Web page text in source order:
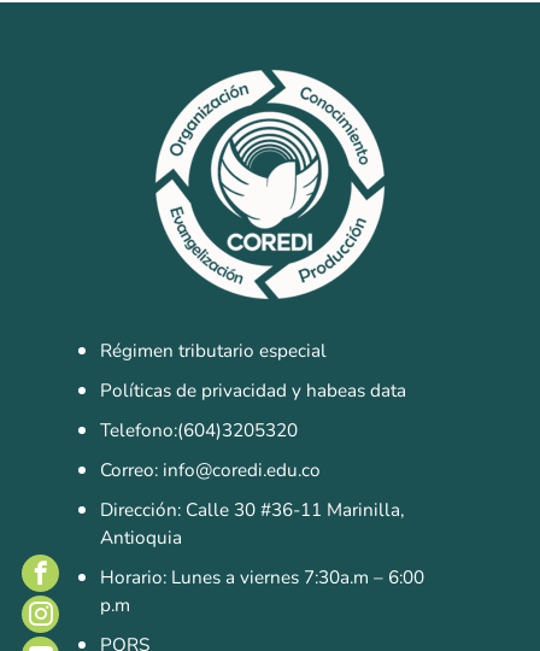
COREDI Bioventas
Sistemas de Gestión
Gestión de la Calidad
Gestión Humana
Seguridad y Salud en el Trabajo
Régimen tributario especial
Políticas de privacidad y habeas data
Telefono:(604)3205320
Correo: info@coredi.edu.co
Dirección: Calle 30 #36-11 Marinilla,
Antioquia
Horario: Lunes a viernes 7:30a.m – 6:00
p.m
PQRS